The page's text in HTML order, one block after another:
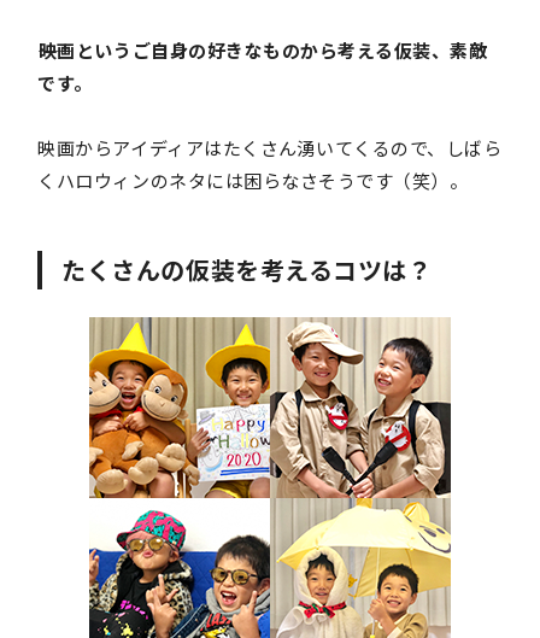
――映画というご自身の好きなものから考える仮装、素敵
です。
映画からアイディアはたくさん湧いてくるので、しばら
くハロウィンのネタには困らなさそうです（笑）。
たくさんの仮装を考えるコツは？